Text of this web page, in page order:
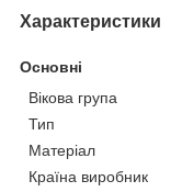
Характеристики
Основні
Вікова група
Тип
Матеріал
Країна виробник